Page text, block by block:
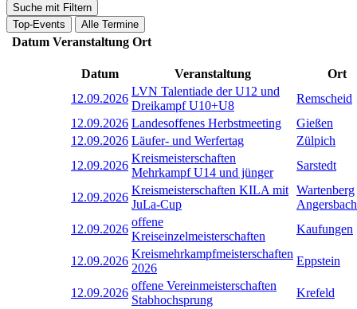
Suche mit Filtern
Top-Events
Alle Termine
Datum Veranstaltung Ort
Datum Veranstaltung
Ort
12.09.2026
LVN Talentiade der U12 und
Dreikampf U10+U8
Remscheid
12.09.2026 Landesoffenes Herbstmeeting
Gießen
12.09.2026 Läufer- und Werfertag
Zülpich
12.09.2026
Kreismeisterschaften
Mehrkampf U14 und jünger
Sarstedt
12.09.2026
Kreismeisterschaften KILA mit
JuLa-Cup
Wartenberg
Angersbach
12.09.2026
offene
Kreiseinzelmeisterschaften
Kaufungen
12.09.2026
Kreismehrkampfmeisterschaften
2026
Eppstein
12.09.2026
offene Vereinmeisterschaften
Stabhochsprung
Krefeld